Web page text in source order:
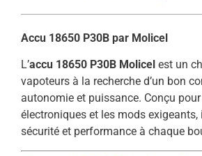
Accu 18650 P30B par Molicel
L’accu 18650 P30B Molicel est un
vapoteurs à la recherche d’un bon
autonomie et puissance. Conçu
électroniques et les mods
sécurité et performance à chaque